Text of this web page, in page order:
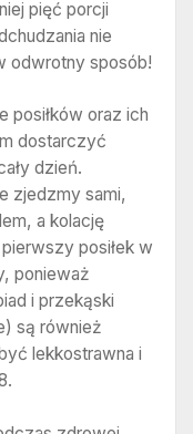
pięć porcji
nie
odwrotny sposób!
posiłków oraz ich
dostarczyć
dzień.
zjedzmy sami,
a kolację
posiłek w
ponieważ
i przekąski
są również
lekkostrawna i